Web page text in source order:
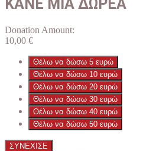
ΚΑΝΕ ΜΙΑ ΔΩΡΕΑ
Donation Amount:
10,00 €
Θέλω να δώσω 5 ευρώ
Θέλω να δώσω 10 ευρώ
Θέλω να δώσω 20 ευρώ
Θέλω να δώσω 30 ευρώ
Θέλω να δώσω 40 ευρώ
Θέλω να δώσω 50 ευρώ
ΣΥΝΕΧΙΣΕ